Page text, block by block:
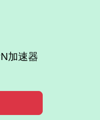
加速器